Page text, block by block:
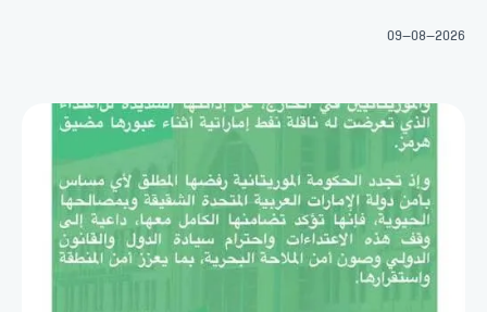
09-08-2026